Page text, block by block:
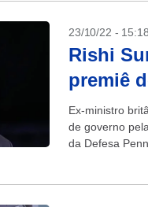
23/10/22 -
Rishi
premiê
Ex-ministro
de governo
da Defesa